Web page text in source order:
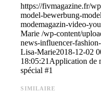
https://fivmagazine.fr/
model-bewerbung-
modemagazin-video-
Marie /wp-content/
news-influencer-
Lisa-Marie2018-12-02
18:05:21 Application de
spécial #1
SIMILAIRE